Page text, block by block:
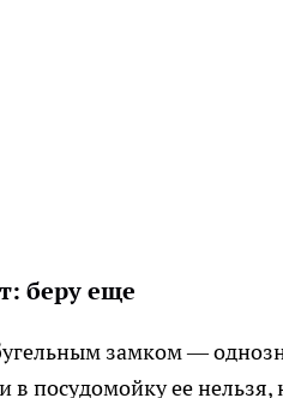
беру еще
замком —
в посудомойку ее